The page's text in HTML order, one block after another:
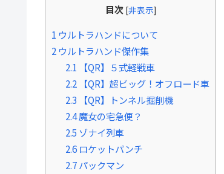
目次 [非表示]
1 ウルトラハンドについて
2 ウルトラハンド傑作集
2.1 【QR】５式軽戦車
2.2【QR】超ビッグ！オフロード車
2.3 【QR】トンネル掘削機
2.4魔女の宅急便？
2.5 ゾナイ列車
2.6ロケットパンチ
2.7パックマン